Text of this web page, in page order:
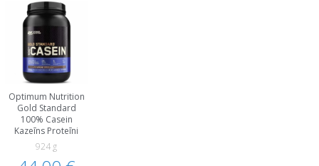
Optimum Nutrition
Gold Standard
100% Casein
Kazeīns Proteīni
924 g